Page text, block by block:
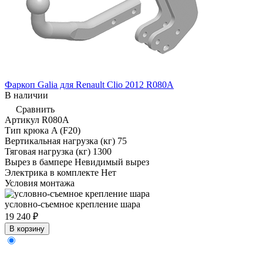
Фаркоп Galia для Renault Clio 2012 R080A
В наличии
Сравнить
Артикул R080A
Тип крюка A (F20)
Вертикальная нагрузка (кг) 75
Тяговая нагрузка (кг) 1300
Вырез в бампере Невидимый вырез
Электрика в комплекте Нет
Условия монтажа
условно-съемное крепление шара
19 240 ₽
В корзину